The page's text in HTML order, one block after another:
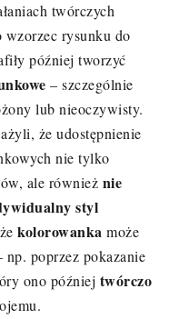
twórczych
rysunku do
później tworzyć
– szczególnie
lub nieoczywisty.
że udostępnienie
nie tylko
ale również nie
styl
kolorowanka może
np. poprzez pokazanie
ono później twórczo